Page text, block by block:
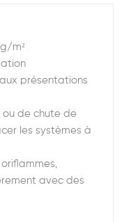
m²
présentations
de chute de
les systèmes à
avec des